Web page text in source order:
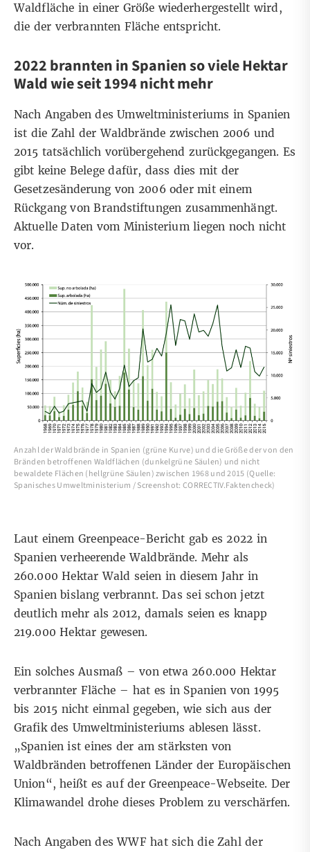
Waldfläche in einer Größe wiederhergestellt wird,
die der verbrannten Fläche entspricht.
2022 brannten in Spanien so viele Hektar
Wald wie seit 1994 nicht mehr
Nach Angaben des Umweltministeriums in Spanien
ist die Zahl der Waldbrände zwischen 2006 und
2015 tatsächlich vorübergehend zurückgegangen. Es
gibt keine Belege dafür, dass dies mit der
Gesetzesänderung von 2006 oder mit einem
Rückgang von Brandstiftungen zusammenhängt.
Aktuelle Daten vom Ministerium liegen noch nicht
vor.
Anzahl der Waldbrände in Spanien (grüne Kurve) und die Größe der von den
Bränden betroffenen Waldflächen (dunkelgrüne Säulen) und nicht
bewaldete Flächen (hellgrüne Säulen) zwischen 1968 und 2015 (Quelle:
Spanisches Umweltministerium / Screenshot: CORRECTIV.Faktencheck)
Laut einemGreenpeace-Bericht gab es 2022 in
Spanien verheerende Waldbrände. Mehr als
260.000 Hektar Wald seien in diesem Jahr in
Spanien bislang verbrannt. Das sei schon jetzt
deutlich mehr als 2012, damals seien es knapp
219.000 Hektar gewesen.
Ein solches Ausmaß – von etwa 260.000 Hektar
verbrannter Fläche – hat es in Spanien von 1995
bis 2015 nicht einmal gegeben, wie sich aus der
Grafik desUmweltministeriums ablesen lässt.
„Spanien ist eines der am stärksten von
Waldbränden betroffenen Länder der Europäischen
Union“, heißt es auf der Greenpeace-Webseite. Der
Klimawandel drohe dieses Problem zu verschärfen.
NachAngaben des WWF hat sich die Zahl der